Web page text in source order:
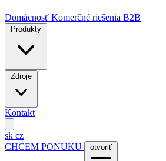
Domácnosť Komerčné riešenia B2B
Produkty
Zdroje
Kontakt
sk cz
CHCEM PONUKU
otvoriť